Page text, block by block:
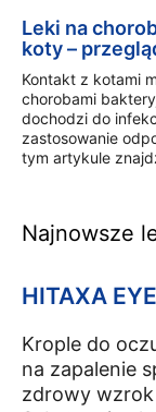
Leki na
koty –
Kontakt z kotami
chorobami
dochodzi do
zastosowanie
tym artykule
Najnowsze
HITAXA
Krople do
na zapalenie
zdrowy